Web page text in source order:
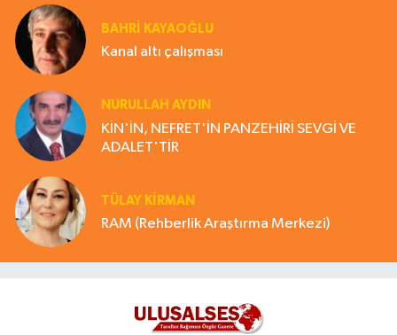
BAHRI KAYAOĞLU
Kanal altı çalışması
NURULLAH AYDIN
KİN'İN, NEFRET'İN PANZEHİRİ SEVGİ VE
ADALET'TİR
TÜLAY KİRMAN
RAM (Rehberlik Araştırma Merkezi)